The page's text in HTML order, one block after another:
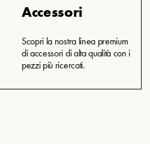
Accessori
Scopri la nostra linea premium
di accessori di alta qualità con i
pezzi più ricercati.